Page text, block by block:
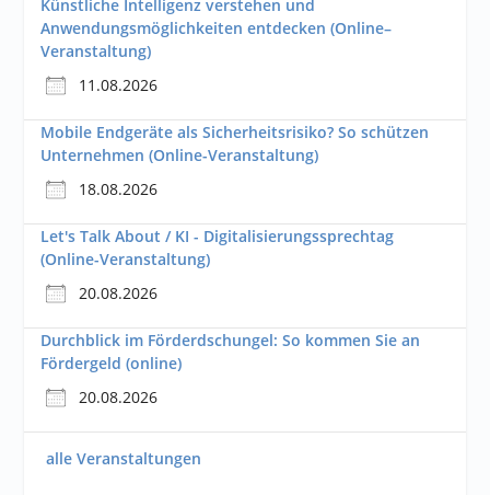
Künstliche Intelligenz verstehen und
Anwendungsmöglichkeiten entdecken (Online–
Veranstaltung)
11.08.2026
Mobile Endgeräte als Sicherheitsrisiko? So schützen
Unternehmen (Online-Veranstaltung)
18.08.2026
Let's Talk About / KI - Digitalisierungssprechtag
(Online-Veranstaltung)
20.08.2026
Durchblick im Förderdschungel: So kommen Sie an
Fördergeld (online)
20.08.2026
alle Veranstaltungen